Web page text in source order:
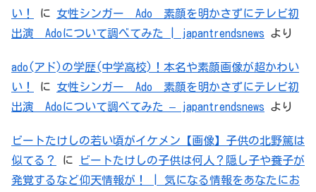
い！
に 女性シンガー Ado 素顔を明かさずにテレビ初
出演 Adoについて調べてみた | japantrendsnews より
ado(アド)の学歴(中学高校)！本名や素顔画像が超かわい
い！
に 女性シンガー Ado 素顔を明かさずにテレビ初
出演 Adoについて調べてみた – japantrendsnews より
ビートたけしの若い頃がイケメン【画像】子供の北野篤は
似てる？
に
ビートたけしの子供は何人？隠し子や養子が
発覚するなど仰天情報が！ | 気になる情報をあなたにお